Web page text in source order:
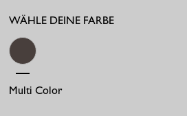
WÄHLE DEINE FARBE
Multi Color